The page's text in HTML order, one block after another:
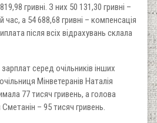
гривні. З них 50 131,30 гривні –
а 54 688,68 гривні – компенсація
після всіх відрахувань склала
серед очільників інших
Мінветеранів Наталія
77 тисяч гривень, а голова
– 95 тисяч гривень.